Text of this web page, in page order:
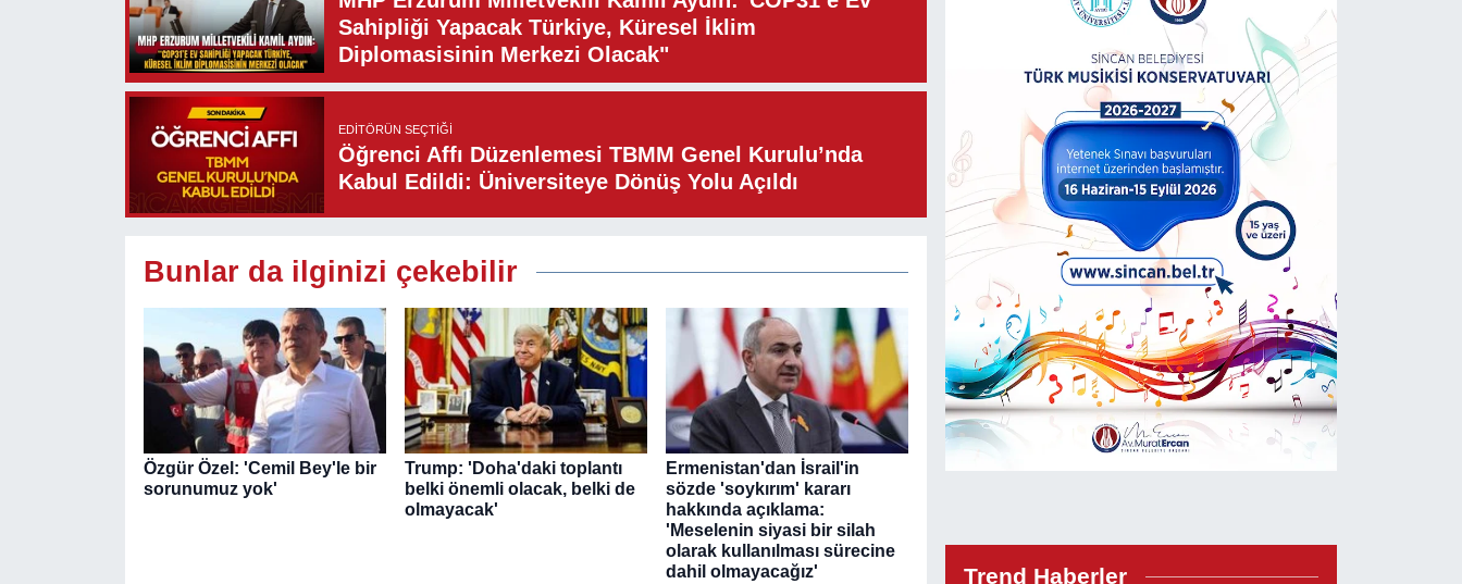
Sahipliği Yapacak Türkiye, Küresel İklim
Diplomasisinin Merkezi Olacak"
EDITÖRÜN SEÇTIĞI
Öğrenci Affı Düzenlemesi TBMM Genel Kurulu’nda
Kabul Edildi: Üniversiteye Dönüş Yolu Açıldı
Bunlar da ilginizi çekebilir
Özgür Özel: 'Cemil Bey'le bir
sorunumuz yok'
Trump: 'Doha'daki toplantı
belki önemli olacak, belki de
olmayacak'
Ermenistan'dan İsrail'in
sözde 'soykırım' kararı
hakkında açıklama:
'Meselenin siyasi bir silah
olarak kullanılması sürecine
dahil olmayacağız'
Trend Haberler